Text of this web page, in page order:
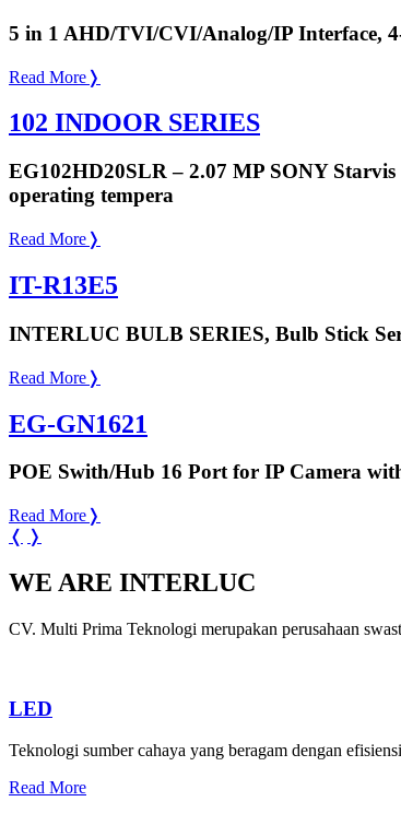
5 in 1 AHD/TVI/CVI/Analog/IP Interface,
Read More ❭
102 INDOOR SERIES
EG102HD20SLR – 2.07 MP SONY
operating tempera
Read More ❭
IT-R13E5
INTERLUC BULB SERIES, Bulb Stick
Read More ❭
EG-GN1621
POE Swith/Hub 16 Port for IP Camera
Read More ❭
❬
❭
WE ARE INTERLUC
CV. Multi Prima Teknologi merupakan perusahaan
LED
Teknologi sumber cahaya yang beragam dengan
Read More